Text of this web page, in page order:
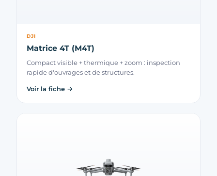
DJI
Matrice 4T (M4T)
Compact visible + thermique + zoom : inspection
rapide d'ouvrages et de structures.
Voir la fiche →